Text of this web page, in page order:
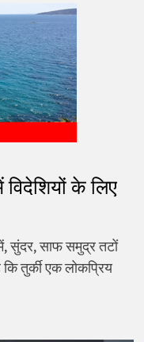
के लिए
सुंदर, साफ समुद्र तटों
तुर्की एक लोकप्रिय